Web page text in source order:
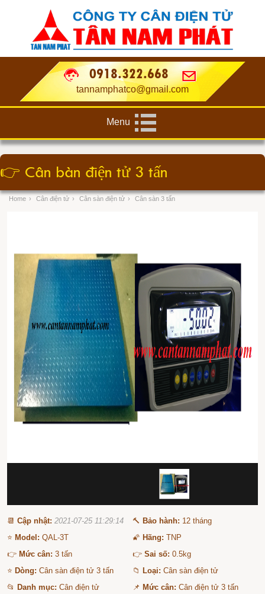
0918.322.668
tannamphatco@gmail.com
Menu
👉 Cân bàn điện tử 3 tấn
Home › Cân điện tử › Cân sàn điện tử › Cân sàn 3 tấn
📆Cập nhật: 2021-07-25 11:29:14 🔨 Bảo hành: 12 tháng
⭐ Model: QAL-3T 🌠 Hãng: TNP
👉 Mức cân: 3 tấn 👉Sai số: 0.5kg
⭐ Dòng: Cân sàn điện tử 3 tấn 📁 Loại: Cân sàn điện tử
📂 Danh mục: Cân điện tử 📌 Mức cân: Cân điện tử 3 tấn